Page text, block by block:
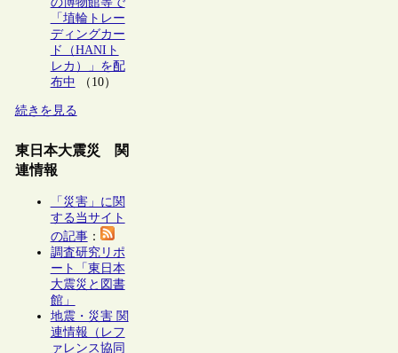
「埴輪トレー
ディングカー
ド（HANIト
レカ）」を配
布中 （10）
続きを見る
東日本大震災 関
連情報
「災害」に関
する当サイト
の記事：
調査研究リポ
ート「東日本
大震災と図書
館」
地震・災害 関
連情報（レフ
ァレンス協同